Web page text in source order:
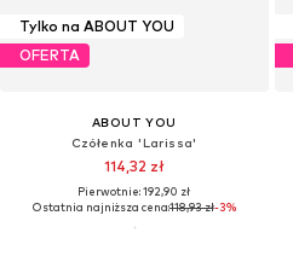
Tylko na ABOUT YOU
OFERTA
ABOUT YOU
Czółenka 'Larissa'
114,32 zł
Pierwotnie: 192,90 zł
Ostatnia najniższa cena:118,93 zł-3%